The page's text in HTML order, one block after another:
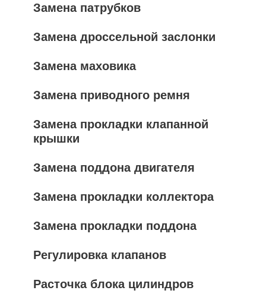
Замена патрубков
Замена дроссельной заслонки
Замена маховика
Замена приводного ремня
Замена прокладки клапанной
крышки
Замена поддона двигателя
Замена прокладки коллектора
Замена прокладки поддона
Регулировка клапанов
Расточка блока цилиндров